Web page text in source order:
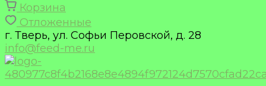
Корзина
Отложенные
г. Тверь, ул. Софьи Перовской, д. 28
info@feed-me.ru